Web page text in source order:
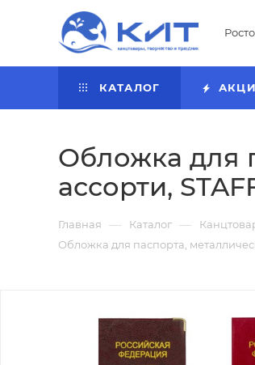
КАТАЛОГ
Обложка для
ассорти,
Главная — Каталог —
Обложка для паспорта,